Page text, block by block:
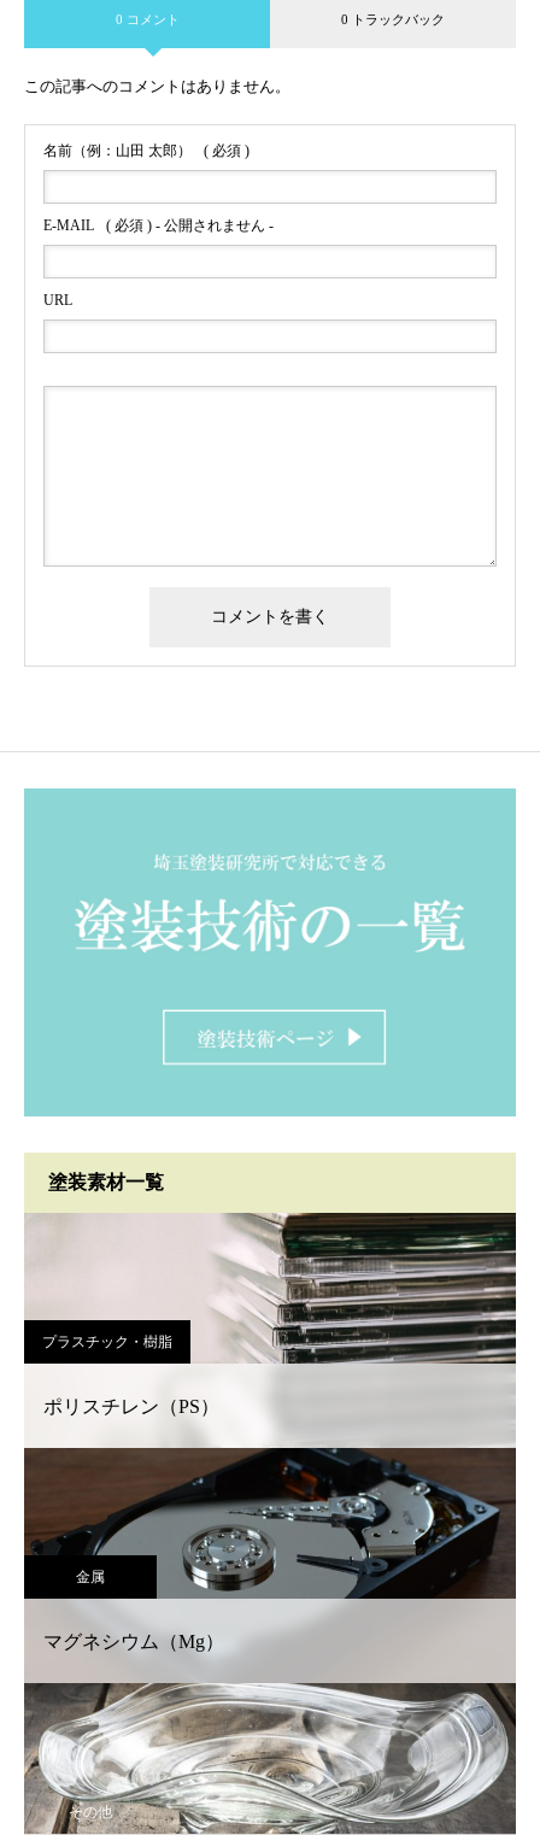
0 コメント 0 トラックバック
この記事へのコメントはありません。
名前（例：山田 太郎） ( 必須 )
E-MAIL ( 必須 ) - 公開されません -
URL
塗装素材一覧
プラスチック・樹脂
ポリスチレン（PS）
金属
マグネシウム（Mg）
その他